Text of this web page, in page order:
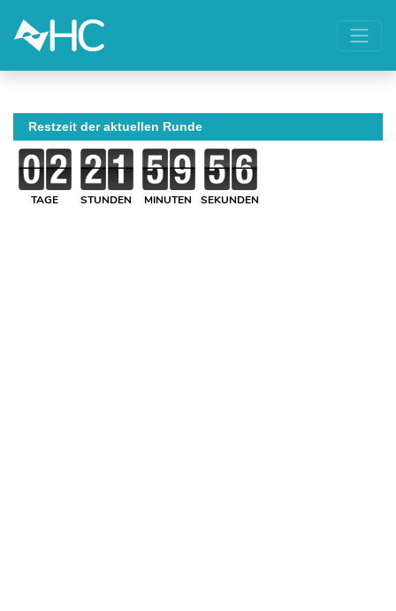
Restzeit der aktuellen Runde
TAGE STUNDEN MINUTEN SEKUNDEN